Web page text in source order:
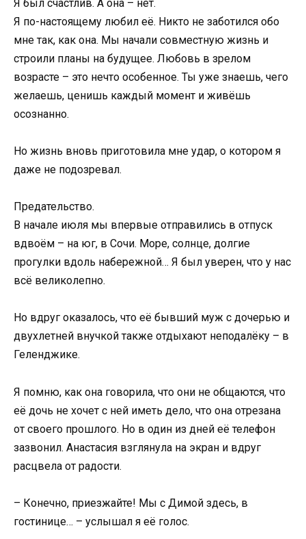
Я был счастлив. А она – нет.
Я по-настоящему любил её. Никто не заботился обо
мне так, как она. Мы начали совместную жизнь и
строили планы на будущее. Любовь в зрелом
возрасте – это нечто особенное. Ты уже знаешь, чего
желаешь, ценишь каждый момент и живёшь
осознанно.
Но жизнь вновь приготовила мне удар, о котором я
даже не подозревал.
Предательство.
В начале июля мы впервые отправились в отпуск
вдвоём – на юг, в Сочи. Море, солнце, долгие
прогулки вдоль набережной… Я был уверен, что у нас
всё великолепно.
Но вдруг оказалось, что её бывший муж с дочерью и
двухлетней внучкой также отдыхают неподалёку – в
Геленджике.
Я помню, как она говорила, что они не общаются, что
её дочь не хочет с ней иметь дело, что она отрезана
от своего прошлого. Но в один из дней её телефон
зазвонил. Анастасия взглянула на экран и вдруг
расцвела от радости.
– Конечно, приезжайте! Мы с Димой здесь, в
гостинице… – услышал я её голос.